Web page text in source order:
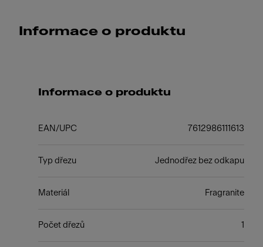
Informace o produktu
Informace o produktu
EAN/UPC 7612986111613
Typ dřezu Jednodřez bez odkapu
Materiál Fragranite
Počet dřezů 1